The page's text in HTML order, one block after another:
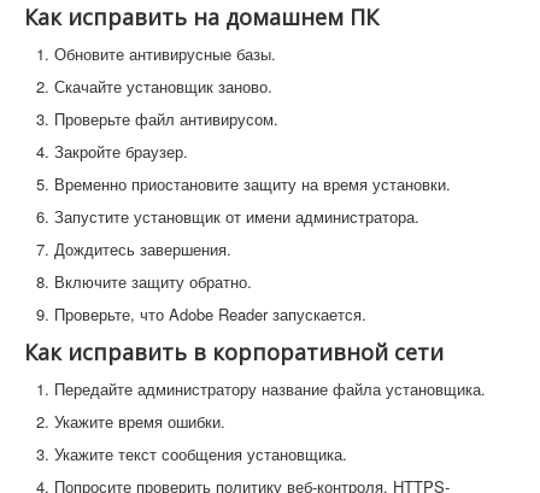
Как исправить на домашнем ПК
Обновите антивирусные базы.
Скачайте установщик заново.
Проверьте файл антивирусом.
Закройте браузер.
Временно приостановите защиту на время установки.
Запустите установщик от имени администратора.
Дождитесь завершения.
Включите защиту обратно.
Проверьте, что Adobe Reader запускается.
Как исправить в корпоративной сети
Передайте администратору название файла установщика.
Укажите время ошибки.
Укажите текст сообщения установщика.
Попросите проверить политику веб-контроля, HTTPS-